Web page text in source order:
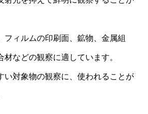
フィルムの印刷面、鉱物、金属組
などの観察に適しています。
い対象物の観察に、使われることが